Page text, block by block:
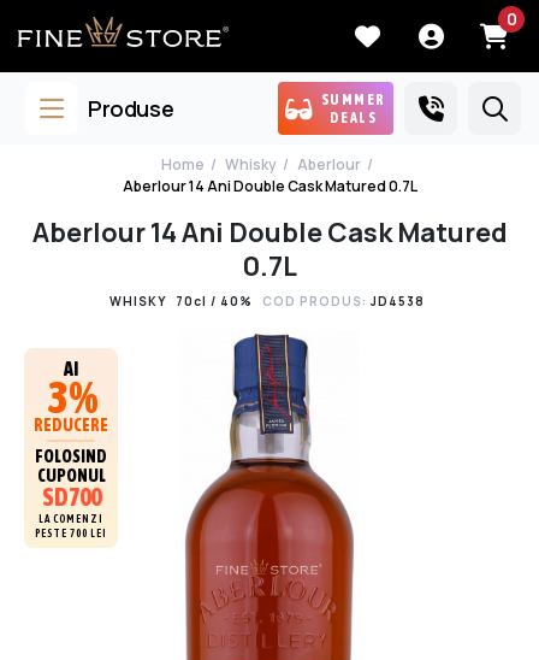
0
Produse
SUMMER
DEALS
Home Whisky
Aberlour
Aberlour 14 Ani Double Cask Matured 0.7L
Aberlour 14 Ani Double Cask Matured
0.7L
WHISKY 70cl / 40% COD PRODUS: JD4538
AI
3%
REDUCERE
FOLOSIND
CUPONUL
SD700
LA COMENZI
PESTE 700 LEI